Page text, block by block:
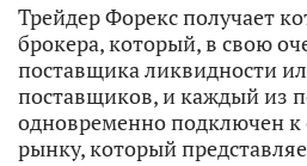
Трейдер Форекс получает
брокера, который, в свою
поставщика ликвидности
поставщиков, и каждый из
одновременно подключен
рынку, который